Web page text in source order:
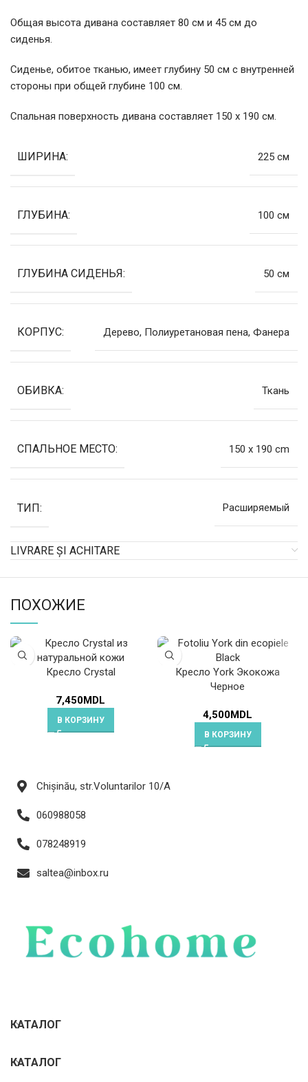
Общая высота дивана составляет 80 см и 45 см до
сиденья.
Сиденье, обитое тканью, имеет глубину 50 см с внутренней
стороны при общей глубине 100 см.
Спальная поверхность дивана составляет 150 x 190 см.
ШИРИНА: 225 cм
ГЛУБИНА: 100 cм
ГЛУБИНА СИДЕНЬЯ: 50 cм
КОРПУС: Дерево, Полиуретановая пена, Фанера
ОБИВКА: Ткань
СПАЛЬНОЕ МЕСТО: 150 x 190 cm
ТИП: Расширяемый
LIVRARE ȘI ACHITARE
ПОХОЖИЕ
Кресло Crystal
7,450MDL
В КОРЗИНУ
Кресло York Экокожа
Черное
4,500MDL
В КОРЗИНУ
Chișinău, str.Voluntarilor 10/A
060988058
078248919
saltea@inbox.ru
КАТАЛОГ
КАТАЛОГ